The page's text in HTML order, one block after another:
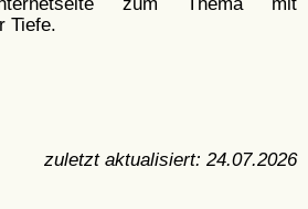
Tiefe.
zuletzt aktualisiert: 24.07.2026